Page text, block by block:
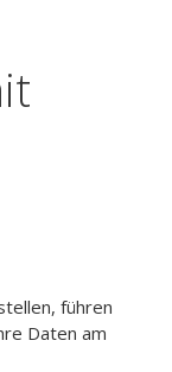
führen
Daten am